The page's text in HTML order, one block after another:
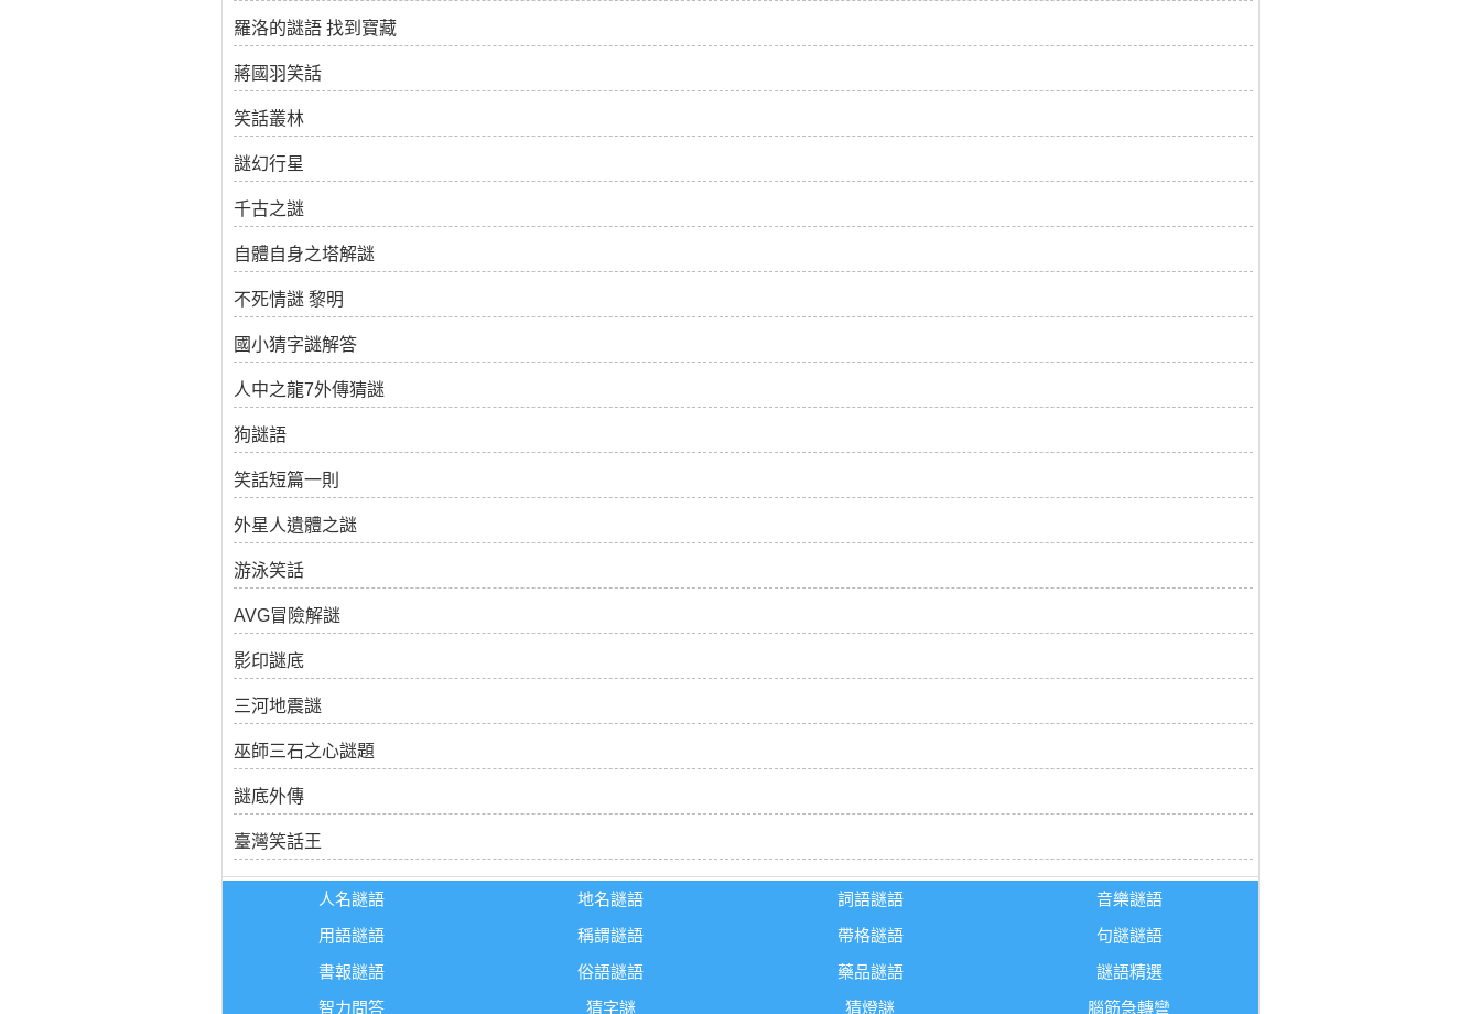
羅洛的謎語 找到寶藏
蔣國羽笑話
笑話叢林
謎幻行星
千古之謎
自體自身之塔解謎
不死情謎 黎明
國小猜字謎解答
人中之龍7外傳猜謎
狗謎語
笑話短篇一則
外星人遺體之謎
游泳笑話
AVG冒險解謎
影印謎底
三河地震謎
巫師三石之心謎題
謎底外傳
臺灣笑話王
人名謎語 地名謎語 詞語謎語
音樂謎語
用語謎語
稱謂謎語 帶格謎語
句謎謎語
書報謎語
俗語謎語 藥品謎語
謎語精選
智力問答
猜字謎 猜燈謎 腦筋急轉彎